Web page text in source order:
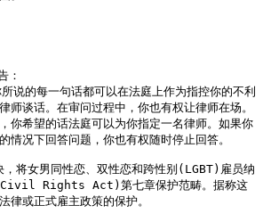
：
师谈话。在审问过程中，你也有权让律师在场。
你希望的话法庭可以为你指定一名律师。如果你
情况下回答问题，你也有权随时停止回答。
将女男同性恋、双性恋和跨性别(LGBT)雇员纳
(Civil Rights Act)第七章保护范畴。据称这
律或正式雇主政策的保护。